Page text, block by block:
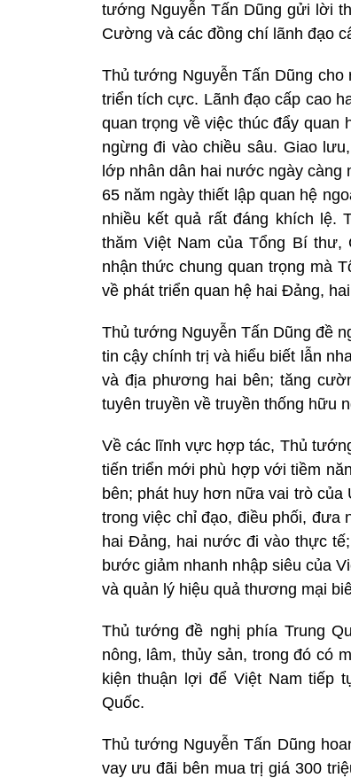
tướng Nguyễn Tấn Dũng gửi lời
Cường và các đồng chí lãnh đạo
Thủ tướng Nguyễn Tấn Dũng
triển tích cực. Lãnh đạo cấp cao
quan trọng về việc thúc đẩy
ngừng đi vào chiều sâu. Giao
lớp nhân dân hai nước ngày càng
65 năm ngày thiết lập quan hệ
nhiều kết quả rất đáng khích lệ.
thăm Việt Nam của Tổng Bí
nhận thức chung quan trọng mà
về phát triển quan hệ hai Đảng,
Thủ tướng Nguyễn Tấn Dũng đề
tin cậy chính trị và hiểu biết lẫn
và địa phương hai bên; tăng
tuyên truyền về truyền thống hữu
Về các lĩnh vực hợp tác, Thủ
tiến triển mới phù hợp với tiềm
bên; phát huy hơn nữa vai trò
trong việc chỉ đạo, điều phối, đưa
hai Đảng, hai nước đi vào thực
bước giảm nhanh nhập siêu của
và quản lý hiệu quả thương mại
Thủ tướng đề nghị phía Trung
nông, lâm, thủy sản, trong đó có
kiện thuận lợi để Việt Nam tiếp
Quốc.
Thủ tướng Nguyễn Tấn Dũng
vay ưu đãi bên mua trị giá 300